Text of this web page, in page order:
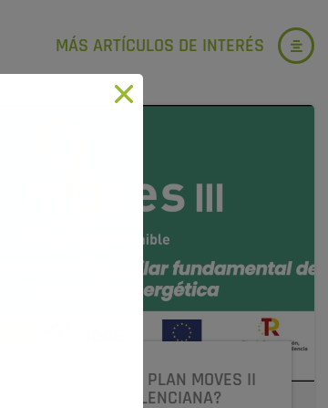
MÁS ARTÍCULOS DE INTERÉS
¿CÓMO TRAMITAR EL PLAN MOVES II
COMUNIDAD VALENCIANA?